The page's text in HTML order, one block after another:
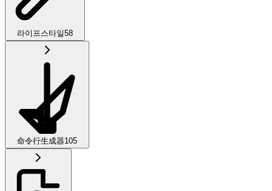
라이프스타일58
命令行生成器105